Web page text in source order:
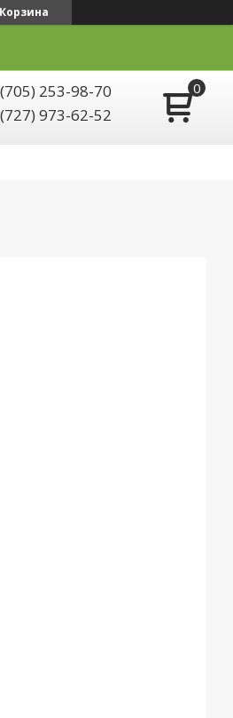
Корзина
253-98-70
973-62-52